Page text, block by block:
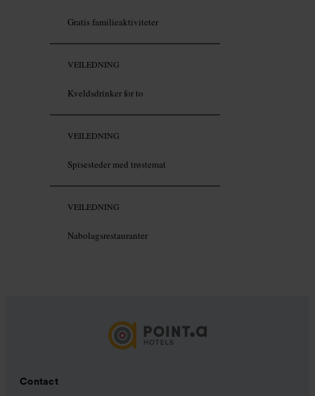
Gratis familieaktiviteter
VEILEDNING
Kveldsdrinker for to
VEILEDNING
Spisesteder med trøstemat
VEILEDNING
Nabolagsrestauranter
Contact